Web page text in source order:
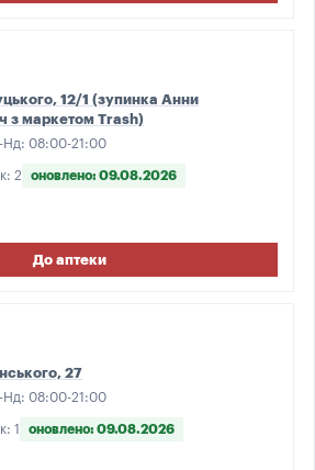
12/1 (зупинка Анни
з маркетом Trash)
Нд: 08:00-21:00
2 оновлено: 09.08.2026
До аптеки
27
Нд: 08:00-21:00
1 оновлено: 09.08.2026